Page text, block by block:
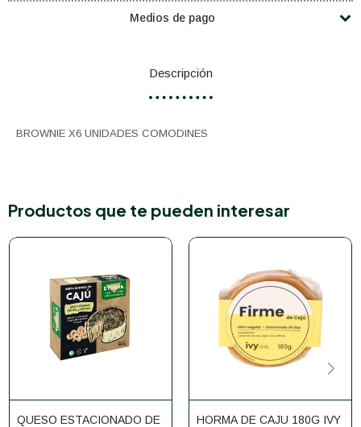
Medios de pago
Descripción
BROWNIE X6 UNIDADES COMODINES
Productos que te pueden interesar
QUESO ESTACIONADO DE
HORMA DE CAJU 180G IVY